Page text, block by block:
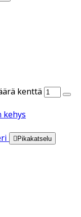
kenttä
kehys
 Pikakatselu